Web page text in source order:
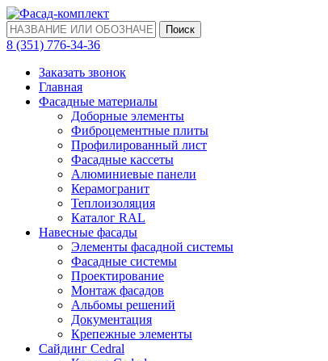
Поиск
‎8 (351) 776-34-36
Заказать звонок
Главная
Фасадные материалы
Доборные элементы
Фиброцементные плиты
Профилированный лист
Фасадные кассеты
Алюминиевые панели
Керамогранит
Теплоизоляция
Каталог RAL
Навесные фасады
Элементы фасадной системы
Фасадные системы
Проектирование
Монтаж фасадов
Альбомы решений
Документация
Крепежные элементы
Сайдинг Cedral